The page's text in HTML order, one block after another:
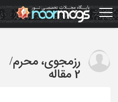
Skip
to
main
رزمجوی، محرم/
2 مقاله